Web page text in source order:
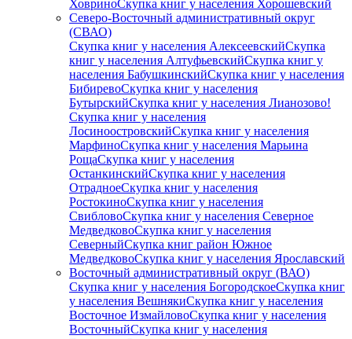
ХовриноСкупка книг у населения Хорошевский
Северо-Восточный административный округ
(СВАО)
Скупка книг у населения АлексеевскийСкупка
книг у населения АлтуфьевскийСкупка книг у
населения БабушкинскийСкупка книг у населения
БибиревоСкупка книг у населения
БутырскийСкупка книг у населения Лианозово!
Скупка книг у населения
ЛосиноостровскийСкупка книг у населения
МарфиноСкупка книг у населения Марьина
РощаСкупка книг у населения
ОстанкинскийСкупка книг у населения
ОтрадноеСкупка книг у населения
РостокиноСкупка книг у населения
СвибловоСкупка книг у населения Северное
МедведковоСкупка книг у населения
СеверныйСкупка книг район Южное
МедведковоСкупка книг у населения Ярославский
Восточный административный округ (ВАО)
Скупка книг у населения БогородскоеСкупка книг
у населения ВешнякиСкупка книг у населения
Восточное ИзмайловоСкупка книг у населения
ВосточныйСкупка книг у населения